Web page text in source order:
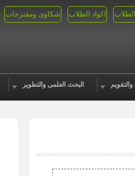
شكاوى ومقترحات اكواد الطلاب الطلاب
البحث العلمى والتطوير